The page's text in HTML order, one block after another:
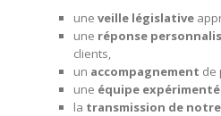
une veille législative
une réponse
clients,
un accompagnement de
une équipe
la transmission de